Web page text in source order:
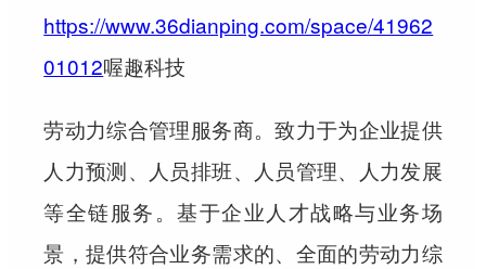
https://www.36dianping.com/space/41962
01012喔趣科技
劳动力综合管理服务商。致力于为企业提供
人力预测、人员排班、人员管理、人力发展
等全链服务。基于企业人才战略与业务场
景，提供符合业务需求的、全面的劳动力综